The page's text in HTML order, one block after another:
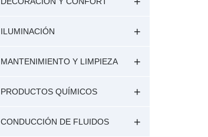
ILUMINACIÓN
MANTENIMIENTO Y LIMPIEZA
PRODUCTOS QUÍMICOS
CONDUCCIÓN DE FLUIDOS